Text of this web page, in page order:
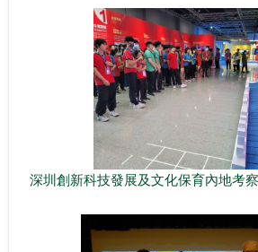
深圳創新科技發展及文化保育內地考